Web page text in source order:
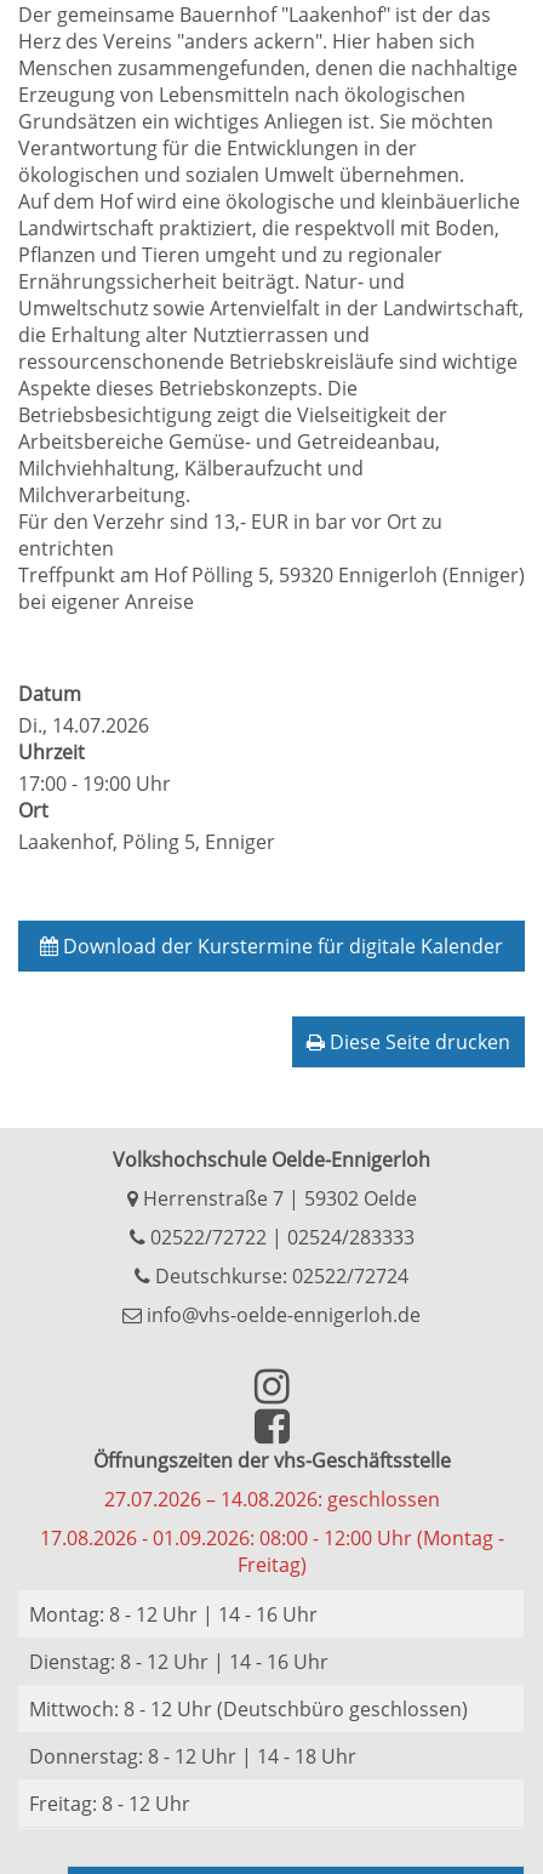
Der gemeinsame Bauernhof "Laakenhof" ist der das
Herz des Vereins "anders ackern". Hier haben sich
Menschen zusammengefunden, denen die nachhaltige
Erzeugung von Lebensmitteln nach ökologischen
Grundsätzen ein wichtiges Anliegen ist. Sie möchten
Verantwortung für die Entwicklungen in der
ökologischen und sozialen Umwelt übernehmen.
Auf dem Hof wird eine ökologische und kleinbäuerliche
Landwirtschaft praktiziert, die respektvoll mit Boden,
Pflanzen und Tieren umgeht und zu regionaler
Ernährungssicherheit beiträgt. Natur- und
Umweltschutz sowie Artenvielfalt in der Landwirtschaft,
die Erhaltung alter Nutztierrassen und
ressourcenschonende Betriebskreisläufe sind wichtige
Aspekte dieses Betriebskonzepts. Die
Betriebsbesichtigung zeigt die Vielseitigkeit der
Arbeitsbereiche Gemüse- und Getreideanbau,
Milchviehhaltung, Kälberaufzucht und
Milchverarbeitung.
Für den Verzehr sind 13,- EUR in bar vor Ort zu
entrichten
Treffpunkt am Hof Pölling 5, 59320 Ennigerloh (Enniger)
bei eigener Anreise
Datum
Di., 14.07.2026
Uhrzeit
17:00 - 19:00 Uhr
Ort
Laakenhof, Pöling 5, Enniger
Download der Kurstermine für digitale Kalender
Diese Seite drucken
Volkshochschule Oelde-Ennigerloh
Herrenstraße 7 | 59302 Oelde
02522/72722| 02524/283333
Deutschkurse: 02522/72724
info@vhs-oelde-ennigerloh.de
Öffnungszeiten der vhs-Geschäftsstelle
27.07.2026 – 14.08.2026: geschlossen
17.08.2026 - 01.09.2026: 08:00 - 12:00 Uhr (Montag -
Freitag)
Montag: 8 - 12 Uhr | 14 - 16 Uhr
Dienstag: 8 - 12 Uhr | 14 - 16 Uhr
Mittwoch: 8 - 12 Uhr (Deutschbüro geschlossen)
Donnerstag: 8 - 12 Uhr | 14 - 18 Uhr
Freitag: 8 - 12 Uhr